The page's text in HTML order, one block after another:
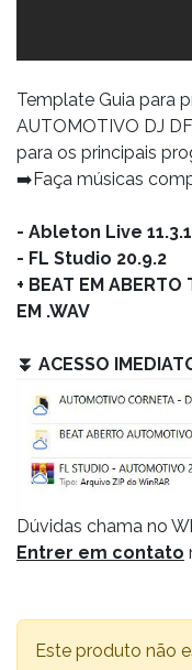
Template Guia para
AUTOMOTIVO DJ
para os principais
➡️Faça músicas
- Ableton Live
- FL Studio 20.9.2
+ BEAT EM ABERTO
EM .WAV
⏬ ACESSO
Dúvidas chama no
Entrer em contato
Este produto não